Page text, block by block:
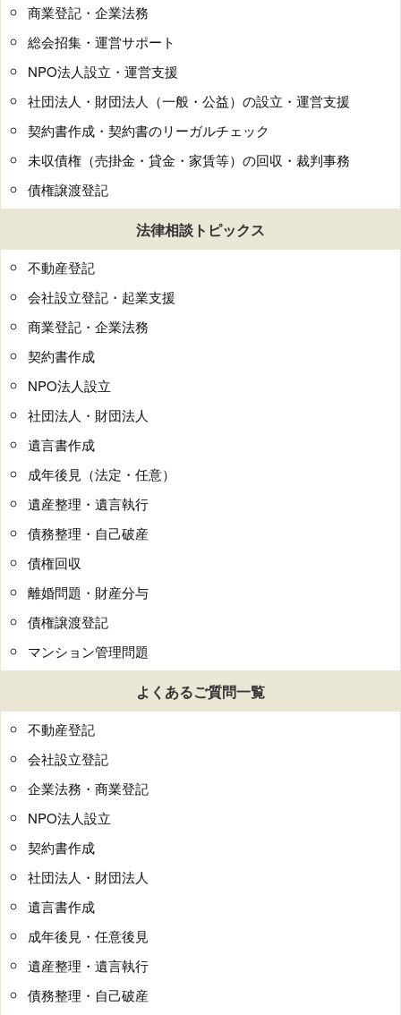
商業登記・企業法務
総会招集・運営サポート
NPO法人設立・運営支援
社団法人・財団法人（一般・公益）の設立・運営支援
契約書作成・契約書のリーガルチェック
未収債権（売掛金・貸金・家賃等）の回収・裁判事務
債権譲渡登記
法律相談トピックス
不動産登記
会社設立登記・起業支援
商業登記・企業法務
契約書作成
NPO法人設立
社団法人・財団法人
遺言書作成
成年後見（法定・任意）
遺産整理・遺言執行
債務整理・自己破産
債権回収
離婚問題・財産分与
債権譲渡登記
マンション管理問題
よくあるご質問一覧
不動産登記
会社設立登記
企業法務・商業登記
NPO法人設立
契約書作成
社団法人・財団法人
遺言書作成
成年後見・任意後見
遺産整理・遺言執行
債務整理・自己破産